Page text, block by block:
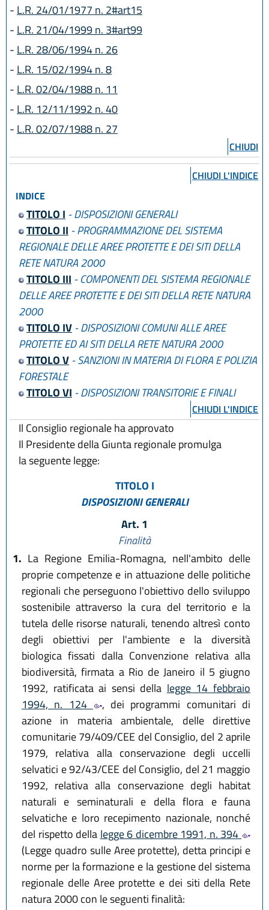
- L.R. 24/01/1977 n. 2#art15
- L.R. 21/04/1999 n. 3#art99
- L.R. 28/06/1994 n. 26
- L.R. 15/02/1994 n. 8
- L.R. 02/04/1988 n. 11
- L.R. 12/11/1992 n. 40
- L.R. 02/07/1988 n. 27
CHIUDI
CHIUDI L'INDICE
INDICE
TITOLO I - DISPOSIZIONI GENERALI
TITOLO II - PROGRAMMAZIONE DEL SISTEMA
REGIONALE DELLE AREE PROTETTE E DEI SITI DELLA
RETE NATURA 2000
TITOLO III - COMPONENTI DEL SISTEMA REGIONALE
DELLE AREE PROTETTE E DEI SITI DELLA RETE NATURA
2000
TITOLO IV- DISPOSIZIONI COMUNI ALLE AREE
PROTETTE ED AI SITI DELLA RETE NATURA 2000
TITOLO V- SANZIONI IN MATERIA DI FLORA E POLIZIA
FORESTALE
TITOLO VI - DISPOSIZIONI TRANSITORIE E FINALI
CHIUDI L'INDICE
Il Consiglio regionale ha approvato
Il Presidente della Giunta regionale promulga
la seguente legge:
TITOLO I
DISPOSIZIONI GENERALI
Art. 1
Finalità
1. La Regione Emilia-Romagna, nell'ambito delle
proprie competenze e in attuazione delle politiche
regionali che perseguono l'obiettivo dello sviluppo
sostenibile attraverso la cura del territorio e la
tutela delle risorse naturali, tenendo altresì conto
degli obiettivi per l'ambiente e la diversità
biologica fissati dalla Convenzione relativa alla
biodiversità, firmata a Rio de Janeiro il 5 giugno
1992, ratificata ai sensi della legge 14 febbraio
1994, n. 124
, dei programmi comunitari di
azione in materia ambientale, delle direttive
comunitarie 79/409/CEE del Consiglio, del 2 aprile
1979, relativa alla conservazione degli uccelli
selvatici e 92/43/CEE del Consiglio, del 21 maggio
1992, relativa alla conservazione degli habitat
naturali e seminaturali e della flora e fauna
selvatiche e loro recepimento nazionale, nonché
del rispetto della legge 6 dicembre 1991, n. 394
(Legge quadro sulle Aree protette), detta principi e
norme per la formazione e la gestione del sistema
regionale delle Aree protette e dei siti della Rete
natura 2000 con le seguenti finalità: